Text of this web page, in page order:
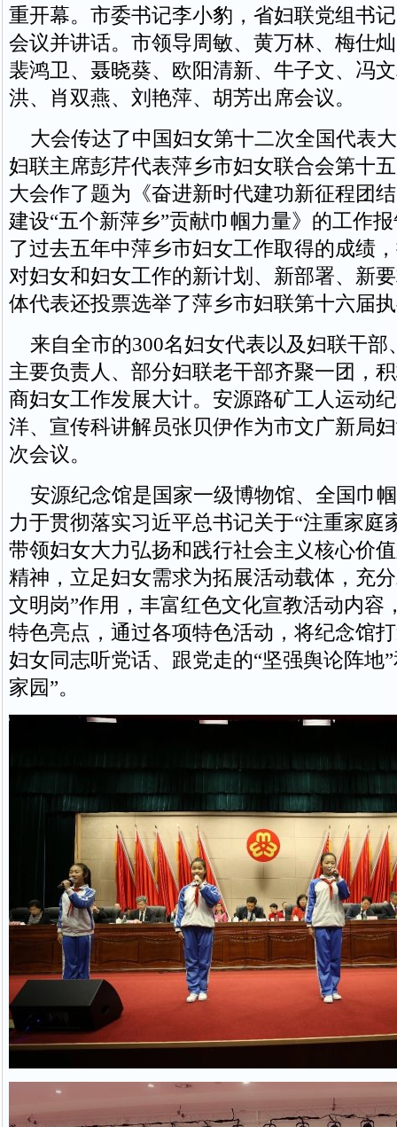
重开幕。市委书记李小豹，省妇联党组书
会议并讲话。市领导周敏、黄万林、梅仕
裴鸿卫、聂晓葵、欧阳清新、牛子文、冯
洪、肖双燕、刘艳萍、胡芳出席会议。
大会传达了中国妇女第十二次全国代表
妇联主席彭芹代表萍乡市妇女联合会第十
大会作了题为《奋进新时代建功新征程团
建设“五个新萍乡”贡献巾帼力量》的工作
了过去五年中萍乡市妇女工作取得的成绩
对妇女和妇女工作的新计划、新部署、新
体代表还投票选举了萍乡市妇联第十六届
来自全市的300名妇女代表以及妇联干部
主要负责人、部分妇联老干部齐聚一团，
商妇女工作发展大计。安源路矿工人运动
洋、宣传科讲解员张贝伊作为市文广新局
次会议。
安源纪念馆是国家一级博物馆、全国巾
力于贯彻落实习近平总书记关于“注重家庭
带领妇女大力弘扬和践行社会主义核心价
精神，立足妇女需求为拓展活动载体，充
文明岗”作用，丰富红色文化宣教活动内容
特色亮点，通过各项特色活动，将纪念馆
妇女同志听党话、跟党走的“坚强舆论阵地
家园”。